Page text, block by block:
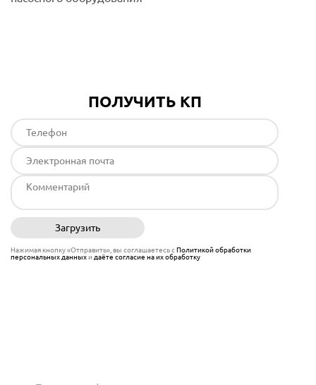
ПОЛУЧИТЬ КП
Загрузить
Нажимая кнопку «Отправить», вы соглашаетесь сПолитикой обработки
персональных данныхи даёте согласие на их обработку